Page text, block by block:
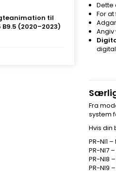
til
(2020–2023)
Dette
For
Angiv
Fra
system
Hvis din
PR-NI1 –
PR-NI7
PR-NI8
PR-NI9